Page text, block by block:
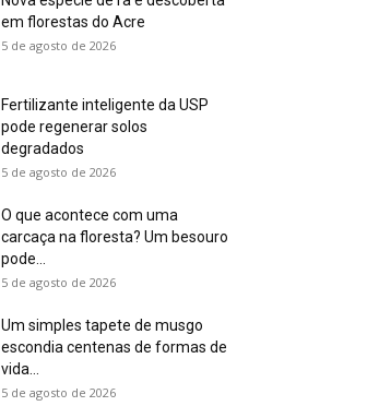
em florestas do Acre
5 de agosto de 2026
Fertilizante inteligente da USP
pode regenerar solos
degradados
5 de agosto de 2026
O que acontece com uma
carcaça na floresta? Um besouro
pode...
5 de agosto de 2026
Um simples tapete de musgo
escondia centenas de formas de
vida...
5 de agosto de 2026